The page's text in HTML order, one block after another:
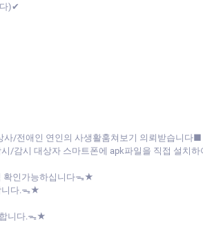
)✔
/전애인 연인의 사생활훔쳐보기 의뢰받습니다■
/감시 대상자 스마트폰에 apk파일을 직접 설
확인가능하십니다ᯓ★
니다.ᯓ★
합니다.ᯓ★